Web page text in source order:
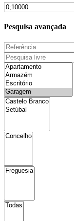
Pesquisa avançada